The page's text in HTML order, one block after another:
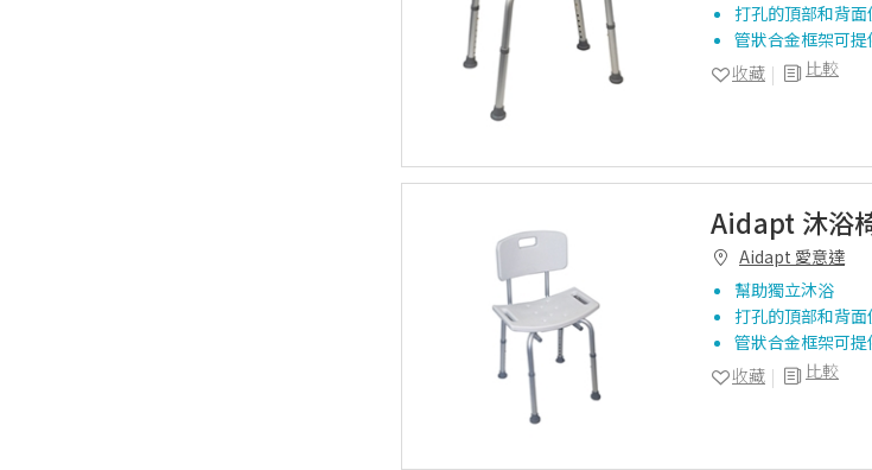
打孔的頂部和背面
管狀合金框架可
比較
收藏
Aidapt 沐浴
Aidapt 愛意達
幫助獨立沐浴
打孔的頂部和背面
管狀合金框架可
比較
收藏